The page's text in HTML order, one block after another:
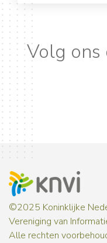
Volg ons
©2025 Koninklijke
Vereniging van
Alle rechten